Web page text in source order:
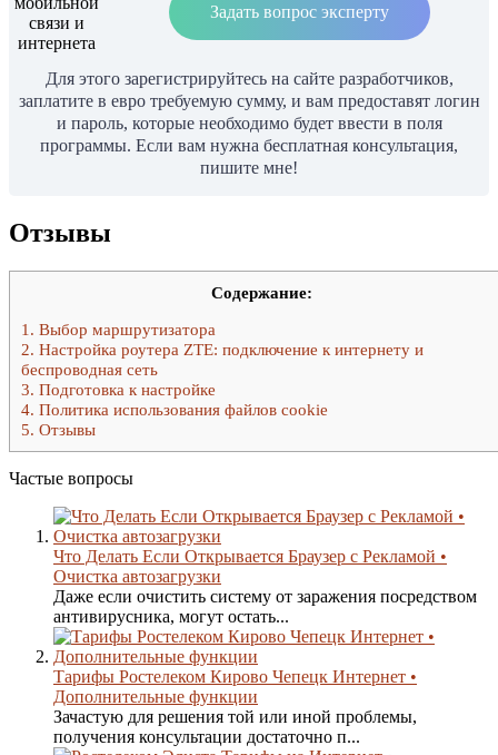
Задать вопрос эксперту
Для этого зарегистрируйтесь на сайте разработчиков,
заплатите в евро требуемую сумму, и вам предоставят логин
и пароль, которые необходимо будет ввести в поля
программы. Если вам нужна бесплатная консультация,
пишите мне!
Отзывы
Содержание:
1. Выбор маршрутизатора
2. Настройка роутера ZTE: подключение к интернету и
беспроводная сеть
3. Подготовка к настройке
4. Политика использования файлов cookie
5. Отзывы
Частые вопросы
Что Делать Если Открывается Браузер с Рекламой •
Очистка автозагрузки
Даже если очистить систему от заражения посредством
антивирусника, могут остать...
Тарифы Ростелеком Кирово Чепецк Интернет •
Дополнительные функции
Зачастую для решения той или иной проблемы,
получения консультации достаточно п...